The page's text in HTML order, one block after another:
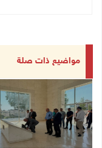
مواضيع ذات صلة